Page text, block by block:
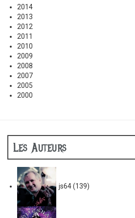
2014
2013
2012
2011
2010
2009
2008
2007
2005
2000
Les Auteurs
js64(139)